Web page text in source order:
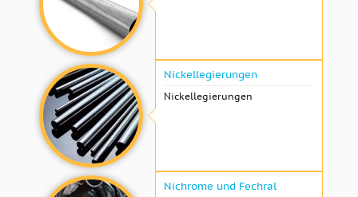
Nickellegierungen
Nickellegierungen
Nichrome und Fechral